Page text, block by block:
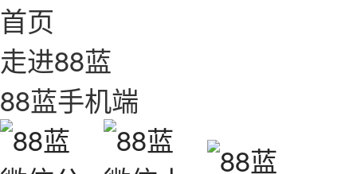
首页
走进88蓝
88蓝手机端